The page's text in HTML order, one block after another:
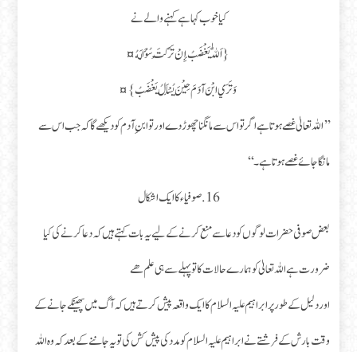
کیا خوب کہا ہے کہنے والے نے
{اَللّٰهُ يَغْضَبُ إِنْ تَرَكْتَ سُؤَالَهُ ¤
وَ تَرَي ابْنَ آدَمَ حِيْنَ يُسْأَلُ يَغْضَبُ} ¤
’’اللہ تعالیٰ غصے ہوتا ہے اگر تو اس سے مانگنا چھوڑ دے اور تو ابنِ آدم کو دیکھے گا کہ جب اس سے
مانگا جائے غصے ہوتا ہے۔‘‘
16.صوفیاء کا ایک اشکال
بعض صوفی حضرات لوگوں کو دعا سے منع کرنے کے لیے یہ بات کہتے ہیں کہ دعا کرنے کی کیا
ضرورت ہے اللہ تعالیٰ کو ہمارے حالات کا تو پہلے سے ہی علم ھے
اور دلیل کے طور پر ابراہیم علیہ السلام کا ایک واقعہ پیش کرتے ہیں کہ آگ میں پھینکے جانے کے
وقت بارش کے فرشتے نے ابراہیم علیہ السلام کو مدد کی پیش کش کی تو یہ جاننے کے بعد کہ وہ اللہ